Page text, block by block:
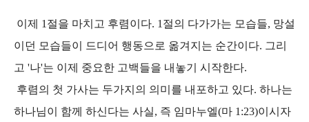
이제 1절을 마치고 후렴이다. 1절의 다가가는 모습들, 망설
이던 모습들이 드디어 행동으로 옮겨지는 순간이다. 그리
고 '나'는 이제 중요한 고백들을 내놓기 시작한다.
후렴의 첫 가사는 두가지의 의미를 내포하고 있다. 하나는
하나님이 함께 하신다는 사실, 즉 임마누엘(마 1:23)이시자